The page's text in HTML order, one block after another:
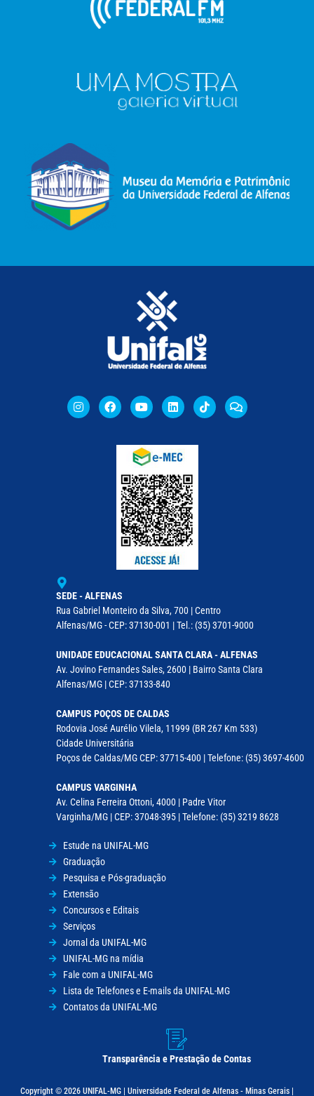
SEDE - ALFENAS
Rua Gabriel Monteiro da Silva, 700 | Centro
Alfenas/MG - CEP: 37130-001 | Tel.: (35) 3701-9000
UNIDADE EDUCACIONAL SANTA CLARA - ALFENAS
Av. Jovino Fernandes Sales, 2600 | Bairro Santa Clara
Alfenas/MG | CEP: 37133-840
CAMPUS POÇOS DE CALDAS
Rodovia José Aurélio Vilela, 11999 (BR 267 Km 533)
Cidade Universitária
Poços de Caldas/MG CEP: 37715-400 | Telefone: (35) 3697-4600
CAMPUS VARGINHA
Av. Celina Ferreira Ottoni, 4000 | Padre Vitor
Varginha/MG | CEP: 37048-395 | Telefone: (35) 3219 8628
Estude na UNIFAL-MG
Graduação
Pesquisa e Pós-graduação
Extensão
Concursos e Editais
Serviços
Jornal da UNIFAL-MG
UNIFAL-MG na mídia
Fale com a UNIFAL-MG
Lista de Telefones e E-mails da UNIFAL-MG
Contatos da UNIFAL-MG
Transparência e Prestação de Contas
Copyright © 2026 UNIFAL-MG | Universidade Federal de Alfenas - Minas Gerais |